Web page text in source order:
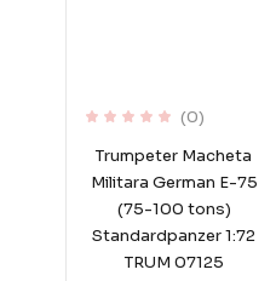
(0)
Trumpeter Macheta
Militara German E-75
(75-100 tons)
Standardpanzer 1:72
TRUM 07125